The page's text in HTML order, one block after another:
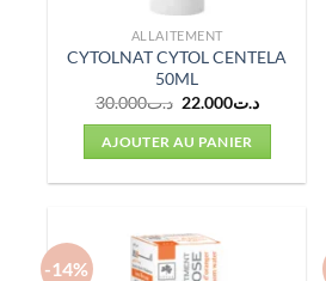
ALLAITEMENT
CYTOLNAT CYTOL CENTELA
50ML
د.ت30.000
Le
initial
était :
د.ت22.000
Le
AJOUTER AU PANIER
-14%